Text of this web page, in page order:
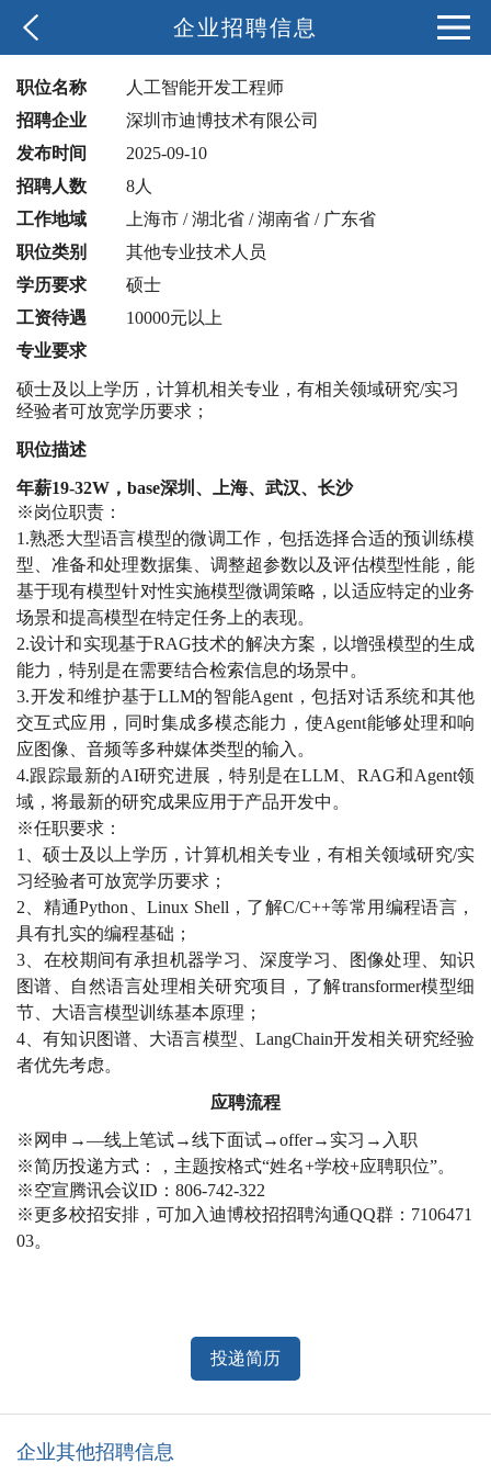
企业招聘信息
职位名称
人工智能开发工程师
招聘企业
深圳市迪博技术有限公司
发布时间
2025-09-10
招聘人数
8人
工作地域
上海市 / 湖北省 / 湖南省 / 广东省
职位类别
其他专业技术人员
学历要求
硕士
工资待遇
10000元以上
专业要求
硕士及以上学历，计算机相关专业，有相关领域研究/实习
经验者可放宽学历要求；
职位描述
年薪19-32W，base深圳、上海、武汉、长沙
※岗位职责：
1.熟悉大型语言模型的微调工作，包括选择合适的预训练模
型、准备和处理数据集、调整超参数以及评估模型性能，能
基于现有模型针对性实施模型微调策略，以适应特定的业务
场景和提高模型在特定任务上的表现。
2.设计和实现基于RAG技术的解决方案，以增强模型的生成
能力，特别是在需要结合检索信息的场景中。
3.开发和维护基于LLM的智能Agent，包括对话系统和其他
交互式应用，同时集成多模态能力，使Agent能够处理和响
应图像、音频等多种媒体类型的输入。
4.跟踪最新的AI研究进展，特别是在LLM、RAG和Agent领
域，将最新的研究成果应用于产品开发中。
※任职要求：
1、硕士及以上学历，计算机相关专业，有相关领域研究/实
习经验者可放宽学历要求；
2、精通Python、Linux Shell，了解C/C++等常用编程语言，
具有扎实的编程基础；
3、在校期间有承担机器学习、深度学习、图像处理、知识
图谱、自然语言处理相关研究项目，了解transformer模型细
节、大语言模型训练基本原理；
4、有知识图谱、大语言模型、LangChain开发相关研究经验
者优先考虑。
应聘流程
※ 网申 →—线上笔试→线下面试→offer→ 实习 → 入职
※简历投递方式： ，主题按格式“姓名+学校+应聘职位”。
※空宣腾讯会议ID：806-742-322
※更多校招安排，可加入迪博校招招聘沟通QQ群：7106471
03。
投递简历
企业其他招聘信息